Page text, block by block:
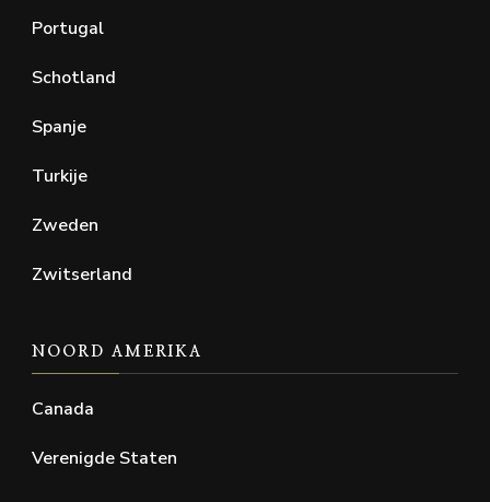
Portugal
Schotland
Spanje
Turkije
Zweden
Zwitserland
NOORD AMERIKA
Canada
Verenigde Staten